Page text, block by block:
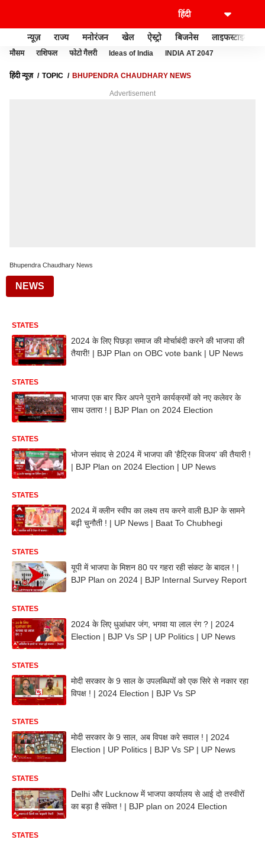
न्यूज़ राज्य मनोरंजन खेल ऐस्ट्रो बिजनेस लाइफस्टाइल
मौसम राशिफल फोटो गैलरी Ideas of India INDIA AT 2047
हिंदी न्यूज़ TOPIC BHUPENDRA CHAUDHARY NEWS
Advertisement
Bhupendra Chaudhary News
NEWS
STATES
2024 के लिए पिछड़ा समाज की मोर्चाबंदी करने की भाजपा की
तैयारी! | BJP Plan on OBC vote bank | UP News
STATES
भाजपा एक बार फिर अपने पुराने कार्यक्रमों को नए कलेवर के
साथ उतारा ! | BJP Plan on 2024 Election
STATES
भोजन संवाद से 2024 में भाजपा की 'हैट्रिक विजय' की तैयारी !
| BJP Plan on 2024 Election | UP News
STATES
2024 में क्लीन स्वीप का लक्ष्य तय करने वाली BJP के सामने
बढ़ी चुनौती ! | UP News | Baat To Chubhegi
STATES
यूपी में भाजपा के मिशन 80 पर गहरा रही संकट के बादल ! |
BJP Plan on 2024 | BJP Internal Survey Report
STATES
2024 के लिए धुआंधार जंग, भगवा या लाल रंग ? | 2024
Election | BJP Vs SP | UP Politics | UP News
STATES
मोदी सरकार के 9 साल के उपलब्धियों को एक सिरे से नकार रहा
विपक्ष ! | 2024 Election | BJP Vs SP
STATES
मोदी सरकार के 9 साल, अब विपक्ष करे सवाल ! | 2024
Election | UP Politics | BJP Vs SP | UP News
STATES
Delhi और Lucknow में भाजपा कार्यालय से आई दो तस्वीरों
का बड़ा है संकेत ! | BJP plan on 2024 Election
STATES